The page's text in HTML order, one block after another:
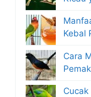
Kebal
Cara